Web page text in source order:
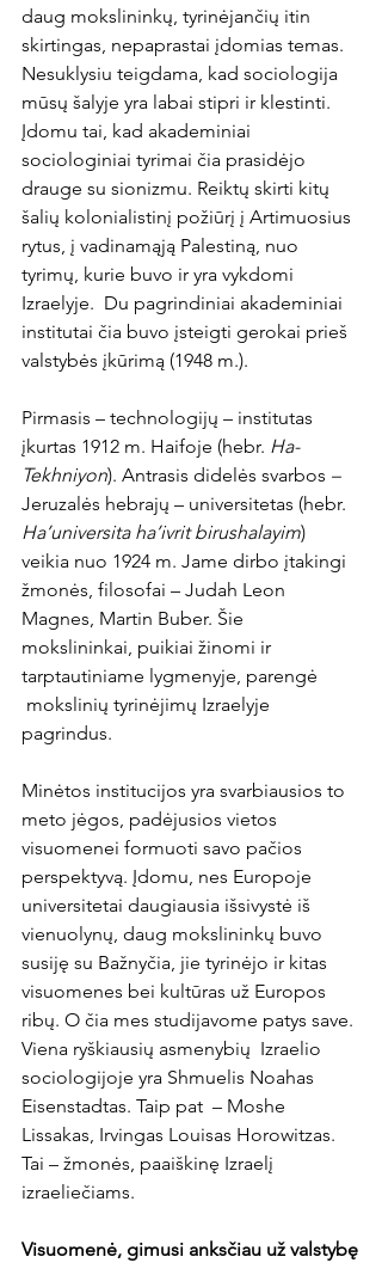
daug mokslininkų, tyrinėjančių itin
skirtingas, nepaprastai įdomias temas.
Nesuklysiu teigdama, kad sociologija
mūsų šalyje yra labai stipri ir klestinti.
Įdomu tai, kad akademiniai
sociologiniai tyrimai čia prasidėjo
drauge su sionizmu. Reiktų skirti kitų
šalių kolonialistinį požiūrį į Artimuosius
rytus, į vadinamąją Palestiną, nuo
tyrimų, kurie buvo ir yra vykdomi
Izraelyje.  Du pagrindiniai akademiniai
institutai čia buvo įsteigti gerokai prieš
valstybės įkūrimą (1948 m.).
Pirmasis – technologijų – institutas
įkurtas 1912 m. Haifoje (hebr. Ha-
Tekhniyon). Antrasis didelės svarbos –
Jeruzalės hebrajų – universitetas (hebr.
Ha’universita ha’ivrit birushalayim)
veikia nuo 1924 m. Jame dirbo įtakingi
žmonės, filosofai – Judah Leon
Magnes, Martin Buber. Šie
mokslininkai, puikiai žinomi ir
tarptautiniame lygmenyje, parengė
mokslinių tyrinėjimų Izraelyje
pagrindus.
Minėtos institucijos yra svarbiausios to
meto jėgos, padėjusios vietos
visuomenei formuoti savo pačios
perspektyvą. Įdomu, nes Europoje
universitetai daugiausia išsivystė iš
vienuolynų, daug mokslininkų buvo
susiję su Bažnyčia, jie tyrinėjo ir kitas
visuomenes bei kultūras už Europos
ribų. O čia mes studijavome patys save.
Viena ryškiausių asmenybių  Izraelio
sociologijoje yra Shmuelis Noahas
Eisenstadtas. Taip pat  – Moshe
Lissakas, Irvingas Louisas Horowitzas.
Tai – žmonės, paaiškinę Izraelį
izraeliečiams.
Visuomenė, gimusi anksčiau už valstybę